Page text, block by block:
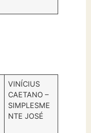
VINÍCIUS
CAETANO –
SIMPLESME
NTE JOSÉ